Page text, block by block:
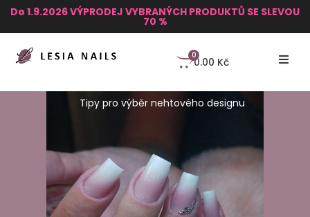
Do 1.9.2026 VÝPRODEJ VYBRANÝCH PRODUKTŮ SE SLEVOU
70 %
0.00 Kč
0
Tipy pro výběr nehtového designu